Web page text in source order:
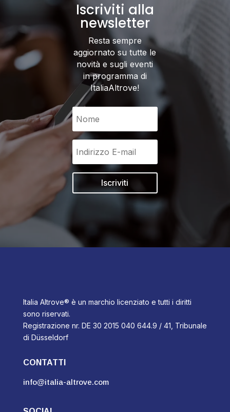
Iscriviti alla
newsletter
Resta sempre
aggiornato su tutte le
novità e sugli eventi
in programma di
ItaliaAltrove!
Iscriviti
Italia Altrove® è un marchio licenziato e tutti i diritti
sono riservati.
Registrazione nr. DE 30 2015 040 644.9 / 41, Tribunale
di Düsseldorf
CONTATTI
info@italia-altrove.com